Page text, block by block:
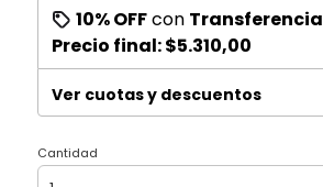
10% OFFcon Transferencia
Precio final:$5.310,00
Ver cuotas y descuentos
Cantidad